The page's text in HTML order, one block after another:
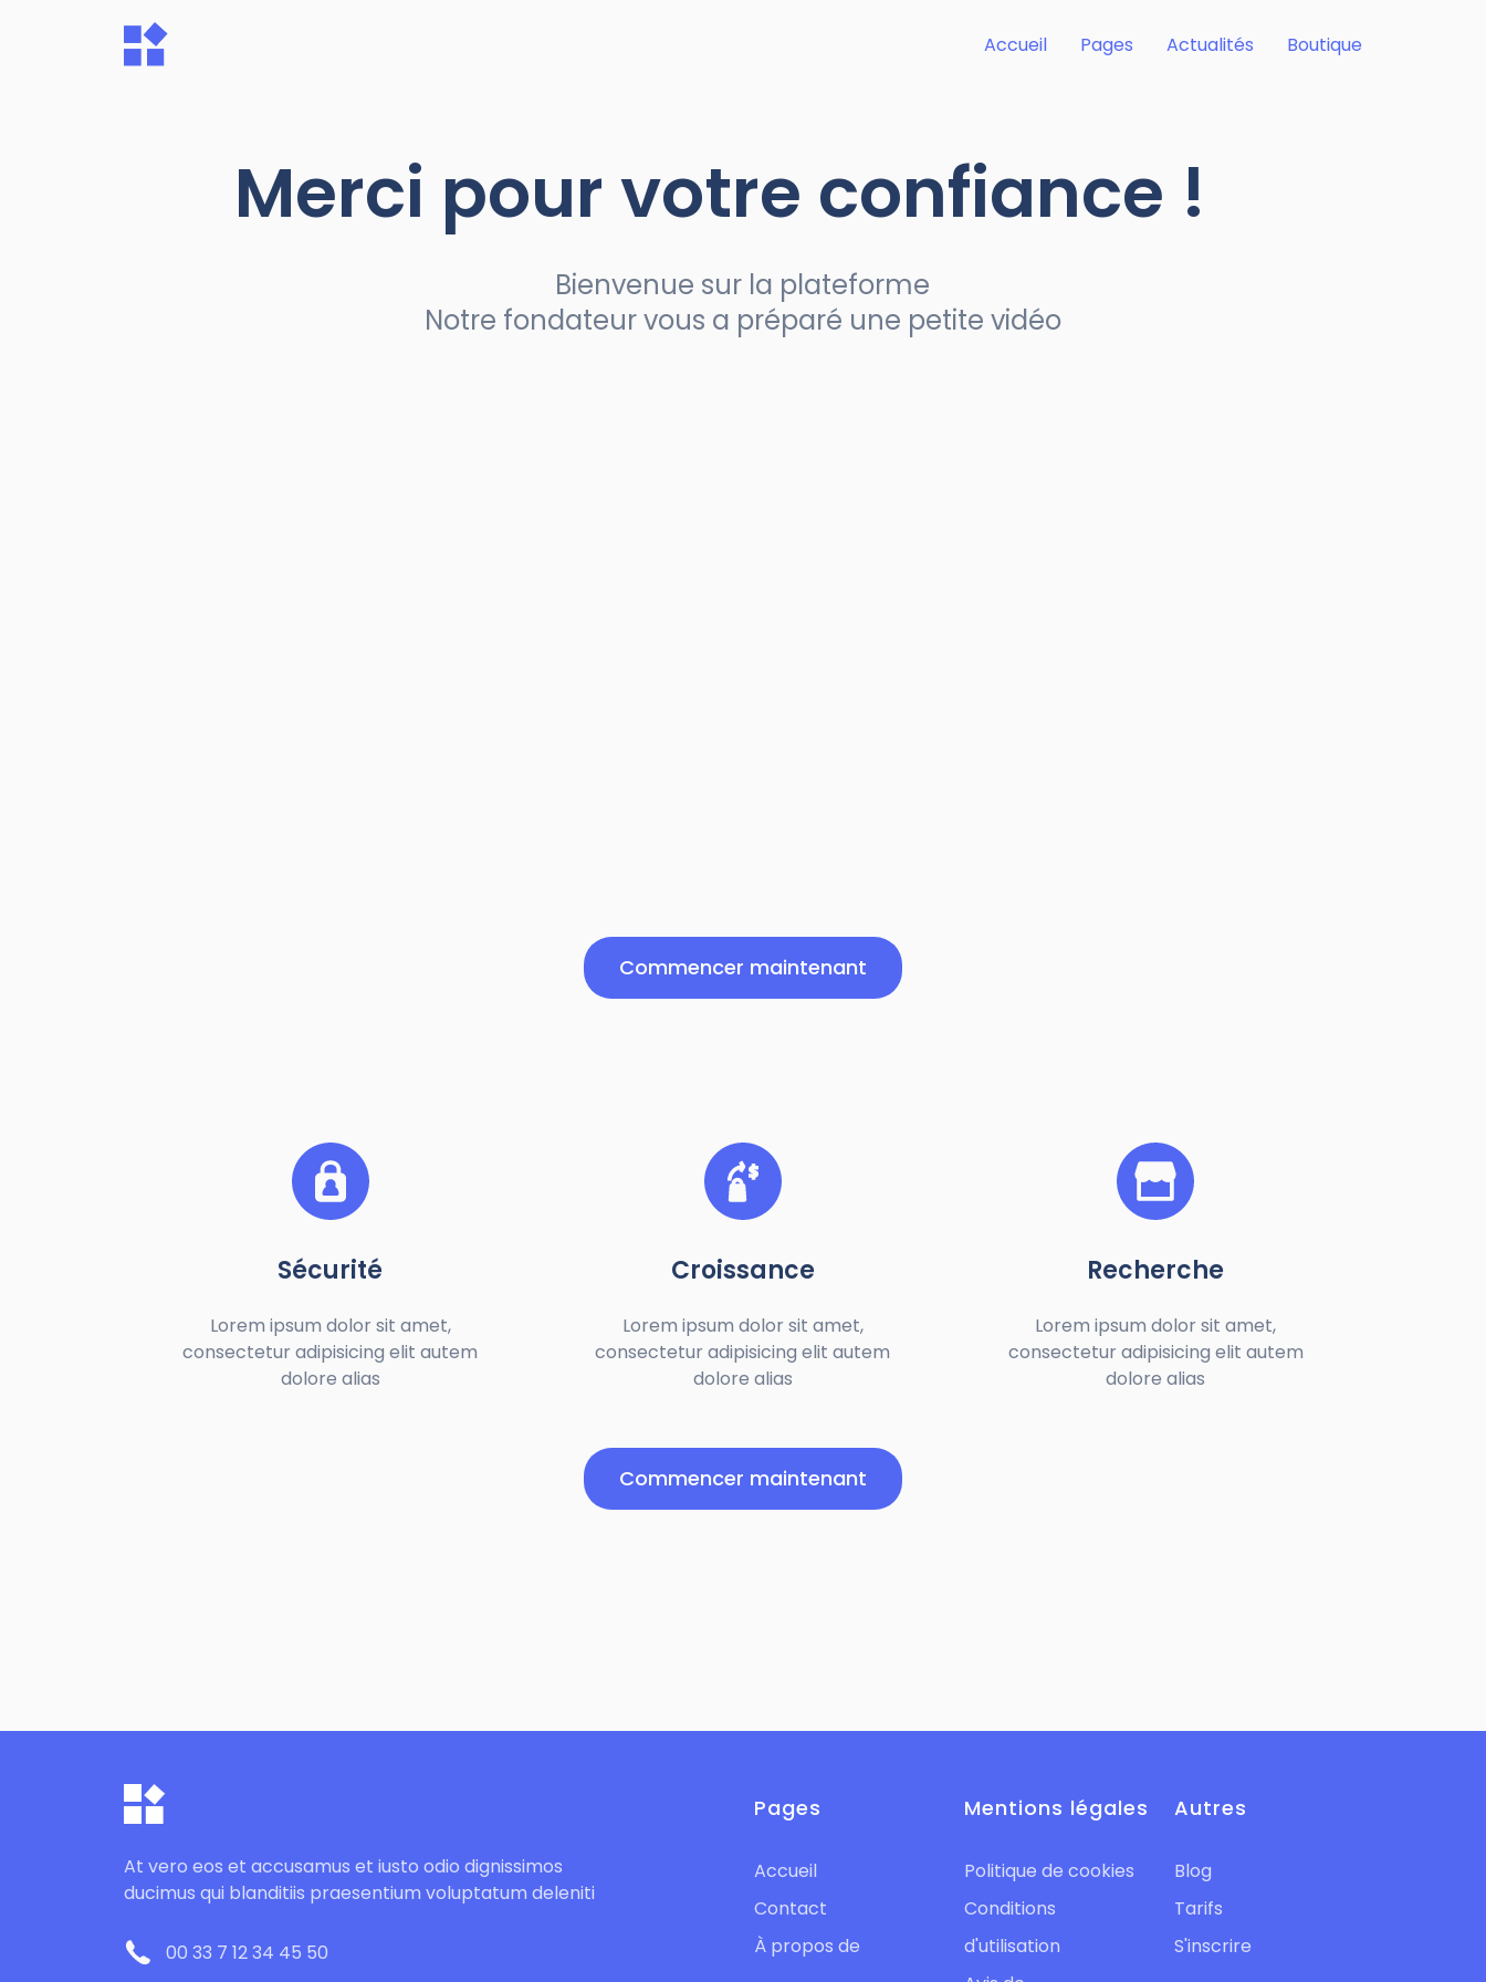
Accueil Pages Actualités Boutique
Merci pour votre confiance !
Bienvenue sur la plateforme
Notre fondateur vous a préparé une petite vidéo
Commencer maintenant
Sécurité
Lorem ipsum dolor sit amet,
consectetur adipisicing elit autem
dolore alias
Croissance
Lorem ipsum dolor sit amet,
consectetur adipisicing elit autem
dolore alias
Recherche
Lorem ipsum dolor sit amet,
consectetur adipisicing elit autem
dolore alias
Commencer maintenant
At vero eos et accusamus et iusto odio dignissimos
ducimus qui blanditiis praesentium voluptatum deleniti
00 33 7 12 34 45 50
Pages
Accueil
Contact
À propos de
Mentions légales
Politique de cookies
Conditions
d'utilisation
Autres
Blog
Tarifs
S'inscrire